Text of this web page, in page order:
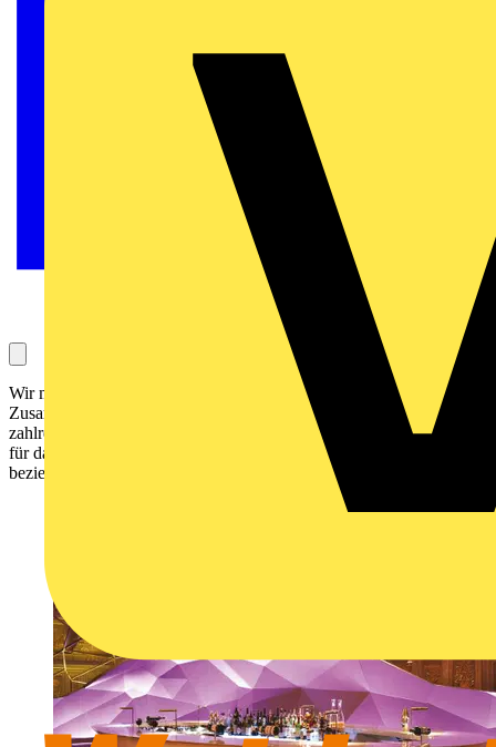
Wir möchten unseren Hotelkunden eine möglichst reibungslose
Zusammenarbeit gewährleisten. Deshalb bieten wir die Möglichkeit,
zahlreiche innovative - und bei Bedarf auch individuelle - Lösungen
für das Gastgewerbe aus einer einzigen, zuverlässigen Quelle zu
beziehen. Wir bieten alles „aus einer Hand“.